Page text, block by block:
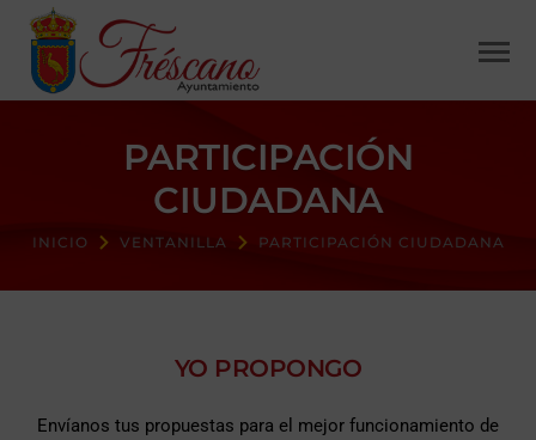
PARTICIPACIÓN
CIUDADANA
INICIO VENTANILLA PARTICIPACIÓN CIUDADANA
YO PROPONGO
Envíanos tus propuestas para el mejor funcionamiento de